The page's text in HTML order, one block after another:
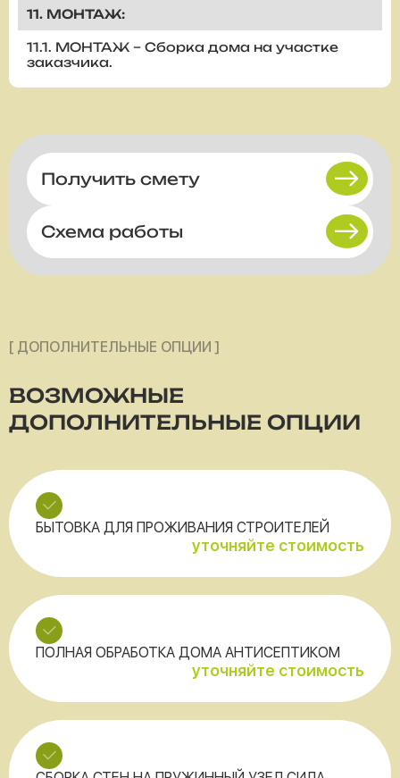
11. МОНТАЖ:
11.1. МОНТАЖ – Сборка дома на участке
заказчика.
Получить смету
Схема работы
[ ДОПОЛНИТЕЛЬНЫЕ ОПЦИИ ]
ВОЗМОЖНЫЕ
ДОПОЛНИТЕЛЬНЫЕ ОПЦИИ
БЫТОВКА ДЛЯ ПРОЖИВАНИЯ СТРОИТЕЛЕЙ
уточняйте стоимость
ПОЛНАЯ ОБРАБОТКА ДОМА АНТИСЕПТИКОМ
уточняйте стоимость